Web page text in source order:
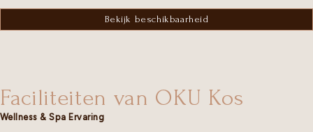
Bekijk beschikbaarheid
Faciliteiten van OKU Kos
Wellness & Spa Ervaring